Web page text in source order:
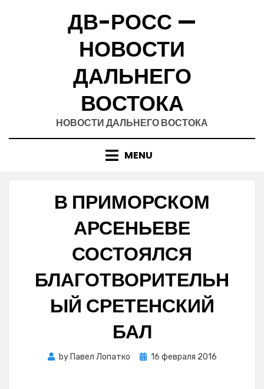
ДВ-РОСС —
НОВОСТИ
ДАЛЬНЕГО
ВОСТОКА
НОВОСТИ ДАЛЬНЕГО ВОСТОКА
MENU
В ПРИМОРСКОМ
АРСЕНЬЕВЕ
СОСТОЯЛСЯ
БЛАГОТВОРИТЕЛЬН
ЫЙ СРЕТЕНСКИЙ
БАЛ
by Павел Лопатко
Posted
16 февраля 2016